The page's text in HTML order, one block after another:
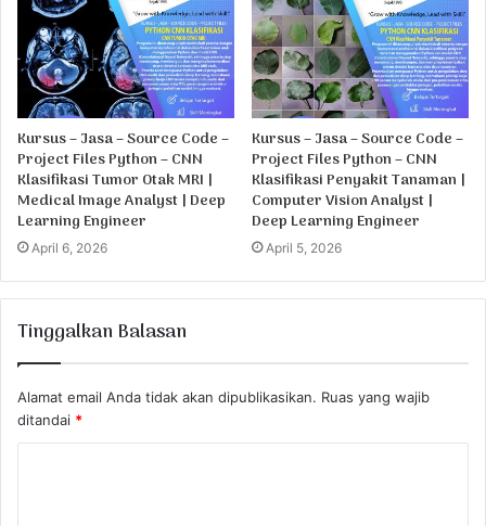
Kursus – Jasa – Source Code –
Project Files Python – CNN
Klasifikasi Tumor Otak MRI |
Medical Image Analyst | Deep
Learning Engineer
April 6, 2026
Kursus – Jasa – Source Code –
Project Files Python – CNN
Klasifikasi Penyakit Tanaman |
Computer Vision Analyst |
Deep Learning Engineer
April 5, 2026
Tinggalkan Balasan
Alamat email Anda tidak akan dipublikasikan. Ruas yang wajib
ditandai *